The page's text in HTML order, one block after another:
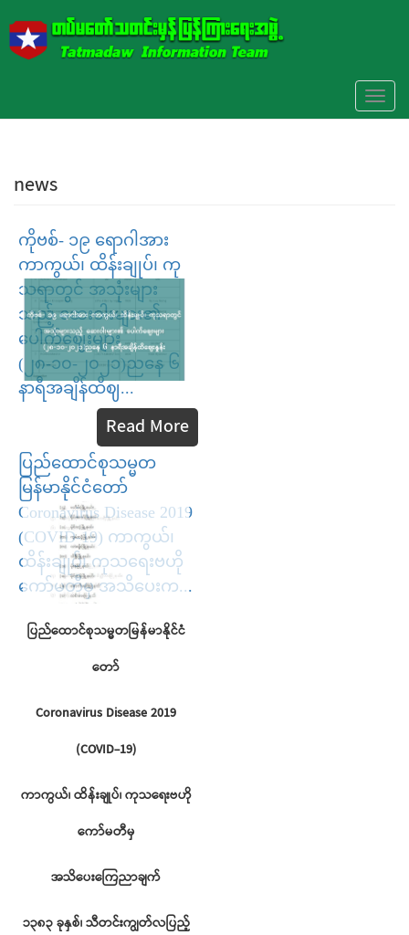
news
ကိုဗစ်- ၁၉ ရောဂါအား
ကာကွယ်၊ ထိန်းချုပ်၊ ကု
သရာတွင် အသုံးများ
သည့် ဆေးဝါးများ၏
ပေါက်ဈေးများ
(၂၈-၁၀-၂၀၂၁)ညနေ ၆
နာရီအချိန်ထိဈ...
Read More
ပြည်ထောင်စုသမ္မတ
မြန်မာနိုင်ငံတော်
Coronavirus Disease 2019
(COVID-19) ကာကွယ်၊
ထိန်းချုပ်၊ ကုသရေးဗဟို
ကော်မတီမှ အသိပေးက...
ပြည်ထောင်စုသမ္မတမြန်မာနိုင်ငံ
တော်
Coronavirus Disease 2019
(COVID-19)
ကာကွယ်၊ ထိန်းချုပ်၊ ကုသရေးဗဟို
ကော်မတီမှ
အသိပေးကြေညာချက်
၁၃၈၃ ခုနှစ်၊ သီတင်းကျွတ်လပြည့်